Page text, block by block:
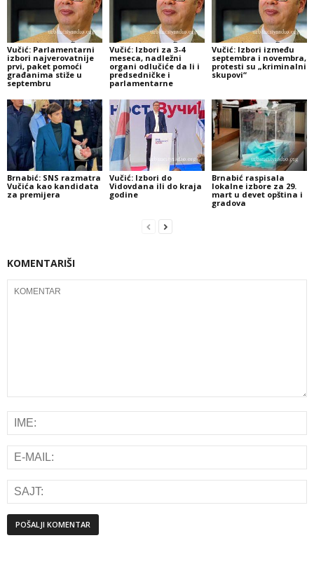
Vučić: Parlamentarni
izbori najverovatnije
prvi, paket pomoći
građanima stiže u
septembru
Vučić: Izbori za 3-4
meseca, nadležni
organi odlučiće da li i
predsedničke i
parlamentarne
Vučić: Izbori između
septembra i novembra,
protesti su „kriminalni
skupovi“
Brnabić: SNS razmatra
Vučića kao kandidata
za premijera
Vučić: Izbori do
Vidovdana ili do kraja
godine
Brnabić raspisala
lokalne izbore za 29.
mart u devet opština i
gradova
KOMENTARIŠI